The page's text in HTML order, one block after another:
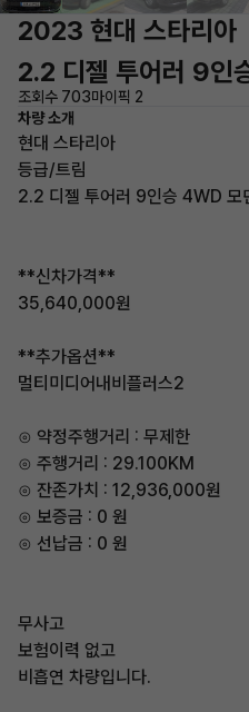
2023 현대 스타리아
2.2 디젤 투어러 9인
조회수 703마이픽 2
차량 소개
현대 스타리아
등급/트림
2.2 디젤 투어러 9인승 4WD 모
**신차가격**
35,640,000원
**추가옵션**
멀티미디어내비플러스2
⊙ 약정주행거리 : 무제한
⊙ 주행거리 : 29.100KM
⊙ 잔존가치 : 12,936,000원
⊙ 보증금 : 0 원
⊙ 선납금 : 0 원
무사고
보험이력 없고
비흡연 차량입니다.